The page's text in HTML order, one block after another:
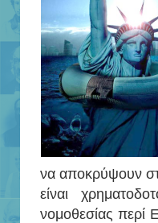
να αποκρύψουν
είναι
νομοθεσίας περί